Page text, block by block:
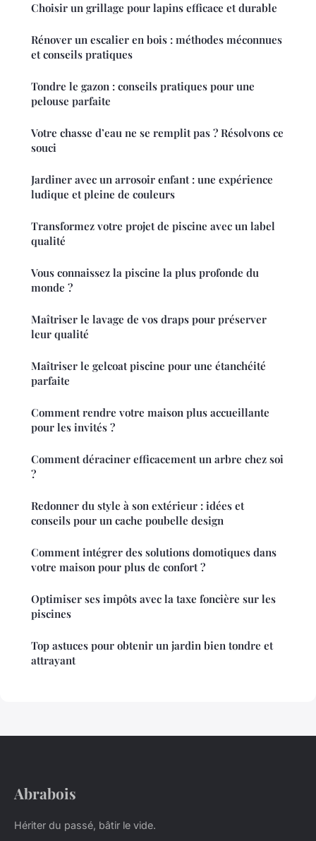
Choisir un grillage pour lapins efficace et durable
Rénover un escalier en bois : méthodes méconnues
et conseils pratiques
Tondre le gazon : conseils pratiques pour une
pelouse parfaite
Votre chasse d’eau ne se remplit pas ? Résolvons ce
souci
Jardiner avec un arrosoir enfant : une expérience
ludique et pleine de couleurs
Transformez votre projet de piscine avec un label
qualité
Vous connaissez la piscine la plus profonde du
monde ?
Maîtriser le lavage de vos draps pour préserver
leur qualité
Maîtriser le gelcoat piscine pour une étanchéité
parfaite
Comment rendre votre maison plus accueillante
pour les invités ?
Comment déraciner efficacement un arbre chez soi
?
Redonner du style à son extérieur : idées et
conseils pour un cache poubelle design
Comment intégrer des solutions domotiques dans
votre maison pour plus de confort ?
Optimiser ses impôts avec la taxe foncière sur les
piscines
Top astuces pour obtenir un jardin bien tondre et
attrayant
Abrabois
Hériter du passé, bâtir le vide.